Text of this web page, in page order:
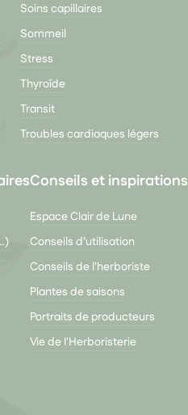
Soins capillaires
Sommeil
Stress
Thyroïde
Transit
Troubles cardiaques légers
Conseils et inspirations
Espace Clair de Lune
Conseils d’utilisation
Conseils de l'herboriste
Plantes de saisons
Portraits de producteurs
Vie de l'Herboristerie